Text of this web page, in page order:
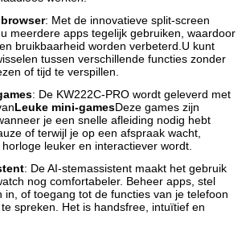
: Met de innovatieve split-screen
meerdere apps tegelijk gebruiken, waardoor
bruikbaarheid worden verbeterd.U kunt
tussen verschillende functies zonder
of tijd te verspillen.
: De KW222C-PRO wordt geleverd met
Leuke mini-gamesDeze games zijn
je een snelle afleiding nodig hebt
of terwijl je op een afspraak wacht,
leuker en interactiever wordt.
: De AI-stemassistent maakt het gebruik
nog comfortabeler. Beheer apps, stel
in, of toegang tot de functies van je telefoon
spreken. Het is handsfree, intuïtief en